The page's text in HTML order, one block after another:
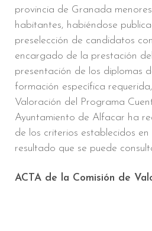
provincia de Granada
habitantes, habiéndose
preselección de candidatos
encargado de la prestación
presentación de los diplomas
formación específica
Valoración del Programa
Ayuntamiento de Alfacar ha
de los criterios establecidos en
resultado que se puede
ACTA de la Comisión de